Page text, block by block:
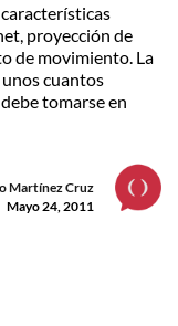
proyección de
de movimiento. La
cuantos
tomarse en
Martínez Cruz
Mayo 24, 2011